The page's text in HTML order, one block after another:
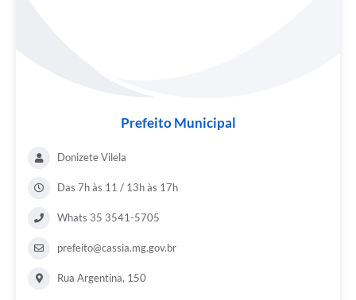
Telefones Úteis
Links
Serviços Online
Prefeito Municipal
Donizete Vilela
Das 7h às 11 / 13h às 17h
Whats 35 3541-5705
prefeito@cassia.mg.gov.br
Rua Argentina, 150